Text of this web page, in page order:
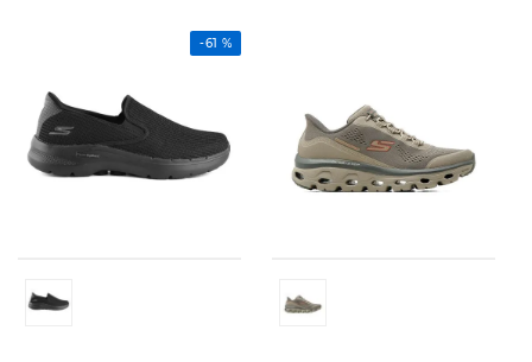
-61 %